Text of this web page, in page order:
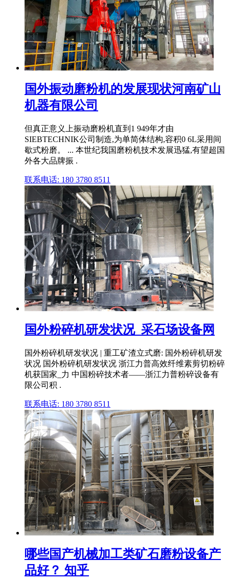
国外振动磨粉机的发展现状河南矿山
机器有限公司
但真正意义上振动磨粉机直到1 949年才由
SIEBTECHNIK公司制造,为单简体结构,容积0 6L采用间
歇式粉磨。 ... 本世纪我国磨粉机技术发展迅猛,有望超国
外各大品牌振 .
联系电话: 180 3780 8511
国外粉碎机研发状况_采石场设备网
国外粉碎机研发状况 | 重工矿渣立式磨: 国外粉碎机研发
状况 国外粉碎机研发状况 浙江力普高效纤维素剪切粉碎
机获国家_力 中国粉碎技术者——浙江力普粉碎设备有
限公司积 .
联系电话: 180 3780 8511
哪些国产机械加工类矿石磨粉设备产
品好？ 知乎